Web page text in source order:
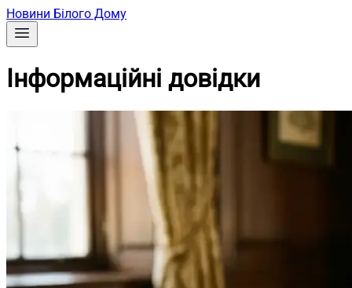
Новини Білого Дому
Інформаційні довідки